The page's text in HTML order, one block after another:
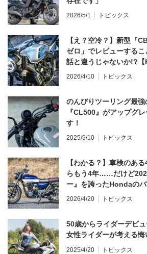
2026/5/1 トピックス
【え？空冷？】新型『
ゼロ」でレビューする
話と違うじゃないか!?
てならず／CB1000F ①
2026/4/10 トピックス
のんびりツーリング最強
『CL500』がアップグ
す！
2025/9/10 トピックス
【わかる？】車検のあ
らもう4年……だけど
ー』を誇ったHondaの
う？
2026/4/20 トピックス
50歳からライダーデビ
女性ライダーが考える悔
2025/4/20 トピックス